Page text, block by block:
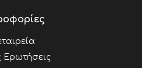
Ερωτήσεις